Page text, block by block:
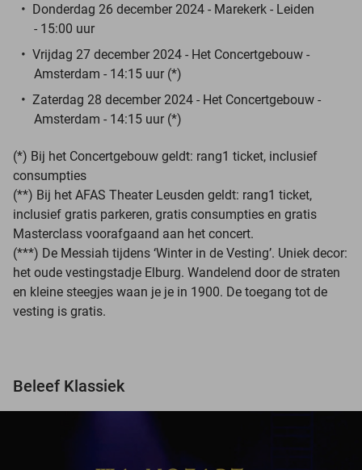
Donderdag 26 december 2024 - Marekerk - Leiden
- 15:00 uur
Vrijdag 27 december 2024 - Het Concertgebouw -
Amsterdam - 14:15 uur (*)
Zaterdag 28 december 2024 - Het Concertgebouw -
Amsterdam - 14:15 uur (*)
(*) Bij het Concertgebouw geldt: rang1 ticket, inclusief
consumpties
(**) Bij het AFAS Theater Leusden geldt: rang1 ticket,
inclusief gratis parkeren, gratis consumpties en gratis
Masterclass voorafgaand aan het concert.
(***) De Messiah tijdens ‘Winter in de Vesting’. Uniek decor:
het oude vestingstadje Elburg. Wandelend door de straten
en kleine steegjes waan je je in 1900. De toegang tot de
vesting is gratis.
Beleef Klassiek